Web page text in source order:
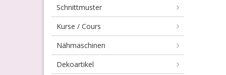
Schnittmuster
Kurse / Cours
Nähmaschinen
Dekoartikel